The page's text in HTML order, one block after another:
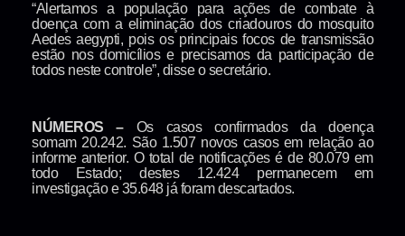
“Alertamos a população para ações de combate à
doença com a eliminação dos criadouros do mosquito
Aedes aegypti, pois os principais focos de transmissão
estão nos domicílios e precisamos da participação de
todos neste controle”, disse o secretário.
NÚMEROS –Os casos confirmados da doença
somam 20.242. São 1.507 novos casos em relação ao
informe anterior. O total de notificações é de 80.079 em
todo Estado; destes 12.424 permanecem em
investigação e 35.648 já foram descartados.